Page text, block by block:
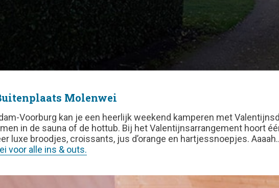
Molenwei
Voorburg kan je een heerlijk weekend kamperen met
in de sauna of de hottub. Bij het Valentijnsarrangement hoort
luxe broodjes, croissants, jus d’orange en hartjessnoepjes.
voor alle ins & outs.